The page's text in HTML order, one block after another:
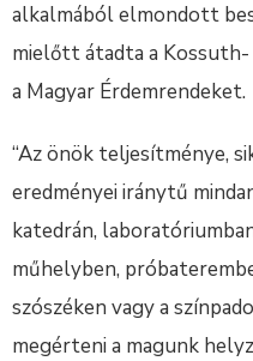
alkalmából elmondott
mielőtt átadta a Kossuth-
a Magyar Érdemrendeket.
“Az önök teljesítménye,
eredményei iránytű
katedrán,
műhelyben,
szószéken vagy a
megérteni a magunk